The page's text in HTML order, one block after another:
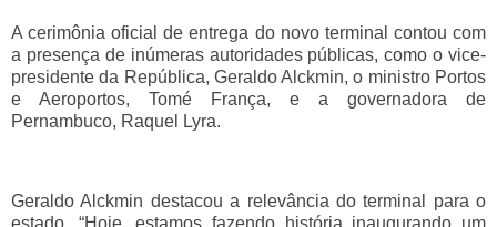
A cerimônia oficial de entrega do novo terminal contou com
a presença de inúmeras autoridades públicas, como o vice-
presidente da República, Geraldo Alckmin, o ministro Portos
e Aeroportos, Tomé França, e a governadora de
Pernambuco, Raquel Lyra.
Geraldo Alckmin destacou a relevância do terminal para o
estado. “Hoje, estamos fazendo história inaugurando um